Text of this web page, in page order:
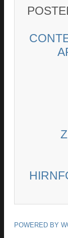
POWERED BY